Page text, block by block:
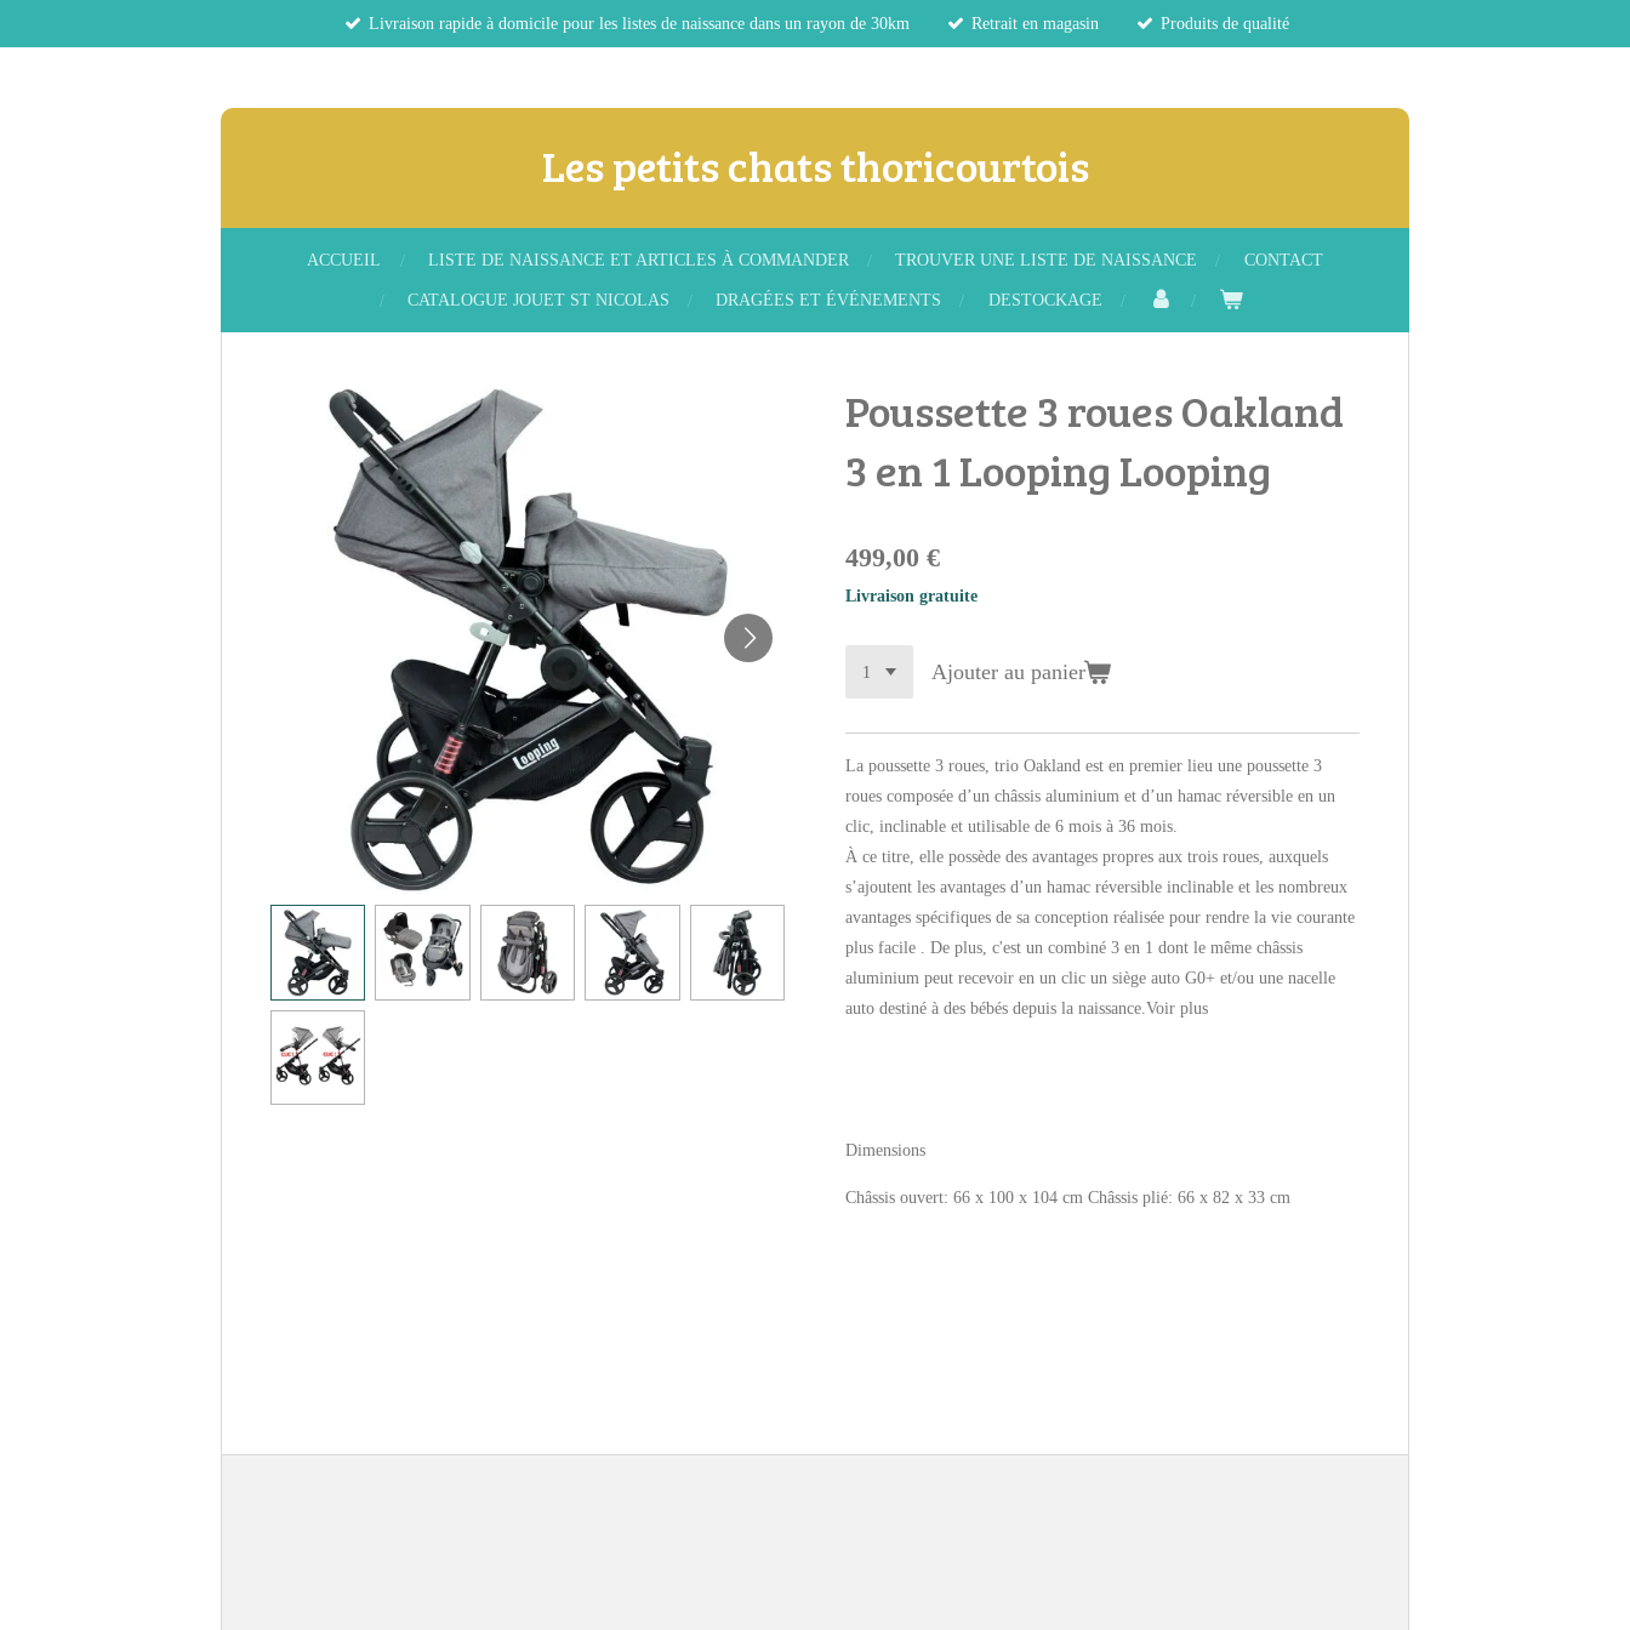
Livraison rapide à domicile pour les listes de naissance dans un rayon de 30km Retrait en magasin Produits de qualité
Les petits chats thoricourtois
ACCUEIL LISTE DE NAISSANCE ET ARTICLES À COMMANDER TROUVER UNE LISTE DE NAISSANCE CONTACT
CATALOGUE JOUET ST NICOLAS DRAGÉES ET ÉVÉNEMENTS DESTOCKAGE
Poussette 3 roues Oakland
3 en 1 Looping Looping
499,00 €
Livraison gratuite
Ajouter au panier
La poussette 3 roues, trio Oakland est en premier lieu une poussette 3
roues composée d’un châssis aluminium et d’un hamac réversible en un
clic, inclinable et utilisable de 6 mois à 36 mois.
À ce titre, elle possède des avantages propres aux trois roues, auxquels
s’ajoutent les avantages d’un hamac réversible inclinable et les nombreux
avantages spécifiques de sa conception réalisée pour rendre la vie courante
plus facile . De plus, c'est un combiné 3 en 1 dont le même châssis
aluminium peut recevoir en un clic un siège auto G0+ et/ou une nacelle
auto destiné à des bébés depuis la naissance. Voir plus
Dimensions
Châssis ouvert: 66 x 100 x 104 cm Châssis plié: 66 x 82 x 33 cm